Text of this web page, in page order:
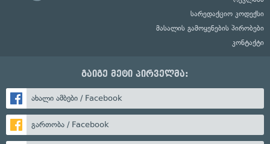
სარედაქციო კოდექსი
მასალის გამოყენების პირობები
კონტაქტი
გაიგე მეტი პირველმა:
ახალი ამბები / Facebook
გართობა / Facebook